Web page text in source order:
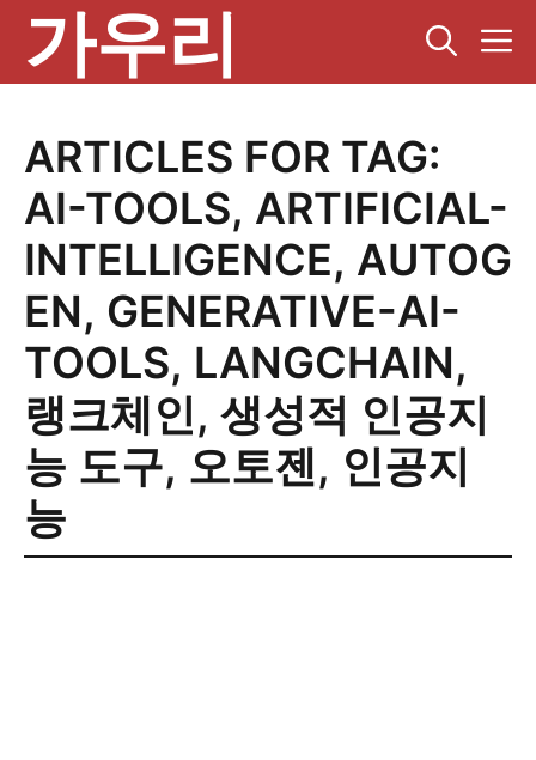
가우리
ARTICLES FOR TAG:
AI-TOOLS, ARTIFICIAL-
INTELLIGENCE, AUTOG
EN, GENERATIVE-AI-
TOOLS, LANGCHAIN,
랭크체인, 생성적 인공지
능 도구, 오토젠, 인공지
능